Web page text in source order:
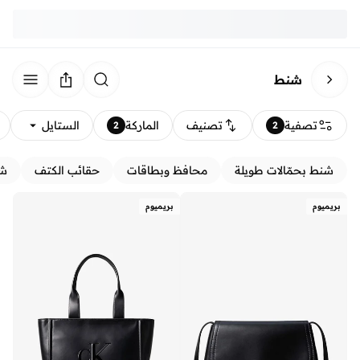
شنط
تصفية 2 تصنيف الماركة 2 الستايل
شنط بحمّالات طويلة محافظ وبطاقات حقائب الكتف
بريميوم بريميوم